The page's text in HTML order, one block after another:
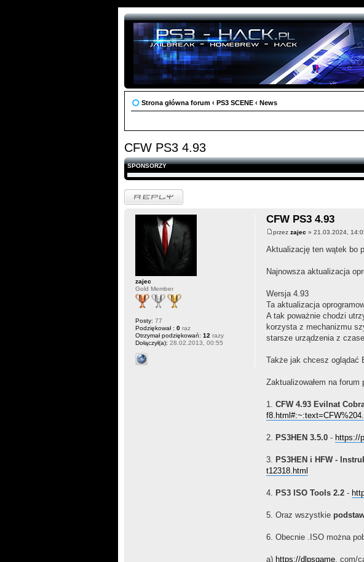
Strona główna forum ‹ PS3 SCENE ‹ News
CFW PS3 4.93
SPONSORZY
Odpowiedz
CFW PS3 4.93
przez zajec » 21.03.2024,
Aktualizację ten wątek bo
Najnowsza aktualizacja
Wersja 4.93
Ta aktualizacja
A tak poważnie chodzi
korzysta z mechanizmu
starsze urządzenia z
Także jak chcesz oglądać
Zaktualizowałem na
1. CFW 4.93 Evilnat
2. PS3HEN 3.5.0 - https://
3. PS3HEN i HFW -
t12318.html
4. PS3 ISO Tools 2.2 -
5. Oraz wszystkie
6. Obecnie .ISO można
a) https://dlpsgame. com/
zajec
Gold Member
Posty: 77
Podziękował : 0 raz
Otrzymał podziękowań: 12 razy
Dołączył(a): 28.02.2013, 00:55